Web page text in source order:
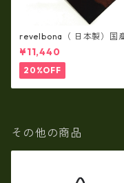
revelbona（ 日本製）国
革製・お札入れ ロングウ
レット rl-001
¥11,440
20%OFF
その他の商品